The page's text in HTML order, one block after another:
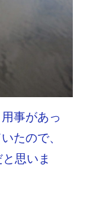
事があっ
たので、
思いま